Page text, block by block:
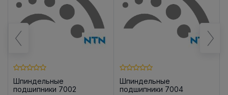
Шпиндельные
подшипники 7002
Шпиндельные
подшипники 7004